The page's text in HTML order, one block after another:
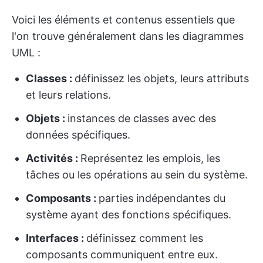
Voici les éléments et contenus essentiels que
l'on trouve généralement dans les diagrammes
UML :
Classes : définissez les objets, leurs attributs
et leurs relations.
Objets : instances de classes avec des
données spécifiques.
Activités : Représentez les emplois, les
tâches ou les opérations au sein du système.
Composants : parties indépendantes du
système ayant des fonctions spécifiques.
Interfaces : définissez comment les
composants communiquent entre eux.